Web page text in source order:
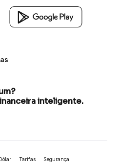
inteligente.
Tarifas Segurança